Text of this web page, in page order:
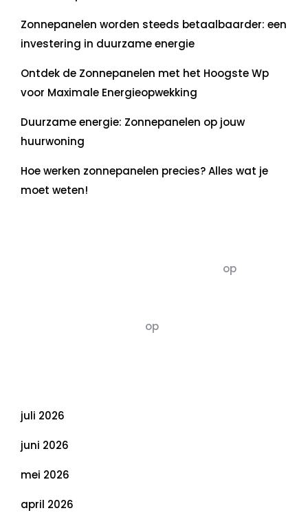
Zonnepanelen worden steeds betaalbaarder: een
investering in duurzame energie
Ontdek de Zonnepanelen met het Hoogste Wp
voor Maximale Energieopwekking
Duurzame energie: Zonnepanelen op jouw
huurwoning
Hoe werken zonnepanelen precies? Alles wat je
moet weten!
op
op
juli 2026
juni 2026
mei 2026
april 2026